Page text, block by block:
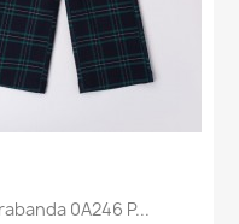
0A246 P...